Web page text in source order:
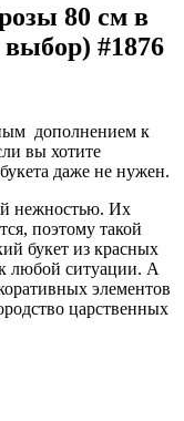
80 см в
#1876
дополнением к
вы хотите
даже не нужен.
нежностью. Их
поэтому такой
букет из красных
любой ситуации. А
элементов
царственных